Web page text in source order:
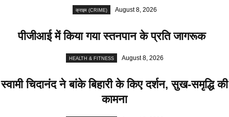
क्राइम (CRIME) August 8, 2026
पीजीआई में किया गया स्तनपान के प्रति जागरूक
HEALTH & FITNESS August 8, 2026
स्वामी चिदानंद ने बांके बिहारी के किए दर्शन, सुख-समृद्धि की
कामना